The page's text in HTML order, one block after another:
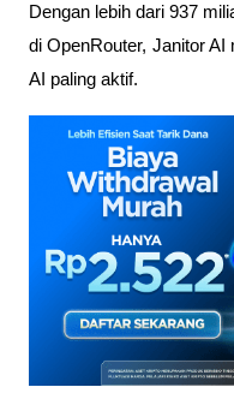
Dengan lebih dari 937
di OpenRouter, Janitor
AI paling aktif.